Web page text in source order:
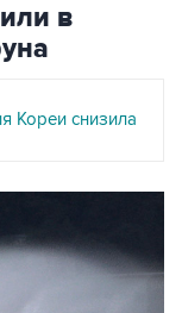
в
Кореи снизила